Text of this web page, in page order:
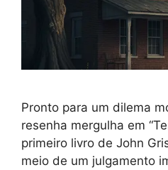
Pronto para um dilema
resenha mergulha em
primeiro livro de John
meio de um julgamento